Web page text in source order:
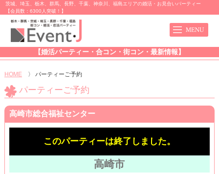
茨城、埼玉、栃木、群馬、長野、千葉、神奈川、福島エリアの婚活・お見合いパーティー
【会員数：6300人突破！】
【婚活パーティー・合コン・街コン・最新情報】
HOME 〉 パーティーご予約
パーティーご予約
高崎市総合福祉センター
このパーティーは終了しました。
高崎市